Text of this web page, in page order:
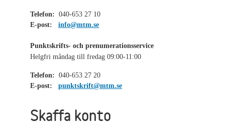
Telefon: 040-653 27 10
E-post:
info@mtm.se
Punktskrifts- och prenumerationsservice
Helgfri måndag till fredag 09:00-11:00
Telefon: 040-653 27 20
E-post:
punktskrift@mtm.se
Skaffa konto